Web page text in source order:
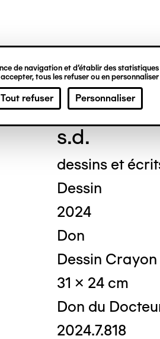
de navigation et d’établir des
tous les refuser ou en
Tout refuser Personnaliser
s.d.
dessins et
Dessin
2024
Don
Dessin
31 x 24 cm
Don du
2024.7.818